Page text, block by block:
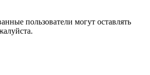
пользователи могут оставлять